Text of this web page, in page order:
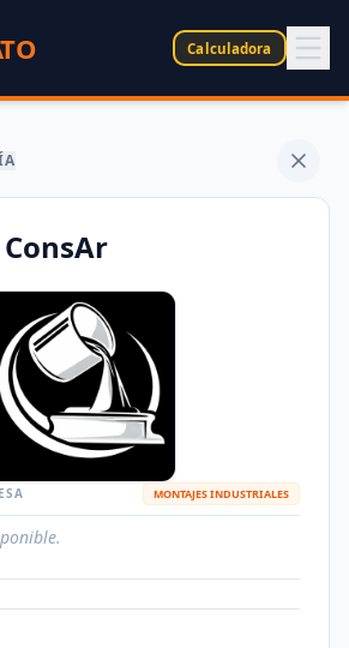
Calculadora
ConsAr
MONTAJES INDUSTRIALES